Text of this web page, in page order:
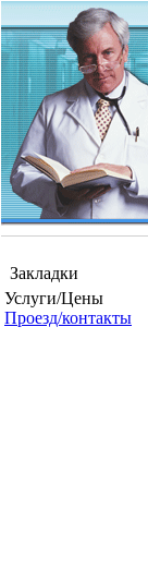
Закладки
Услуги/Цены
Проезд/контакты